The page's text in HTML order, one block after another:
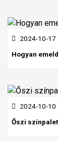
2024-10-17
Hogyan
2024-10-10
Őszi